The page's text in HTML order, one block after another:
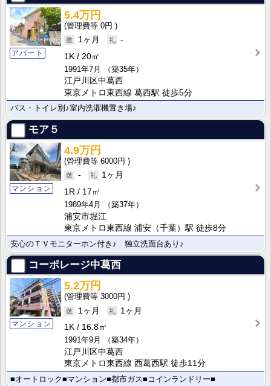
アパート
5.4万円
0円
1ヶ月
-
1K
20㎡
1991年7月
（築35年）
江戸川区中葛西
東京メトロ東西線 葛西駅 徒歩5分
バス・トイレ別♪室内洗濯機置き場♪
モア５
マンション
4.9万円
6000円
-
1ヶ月
1R
17㎡
1989年4月
（築37年）
浦安市堀江
東京メトロ東西線 浦安（千葉）駅 徒歩8分
安心のＴＶモニターホン付き♪ 独立洗面台あり♪
コーポレージ中葛西
マンション
5.2万円
3000円
1ヶ月
1ヶ月
1K
16.8㎡
1991年9月
（築34年）
江戸川区中葛西
東京メトロ東西線 西葛西駅 徒歩11分
■オートロック■マンション■都市ガス■コインランドリー■